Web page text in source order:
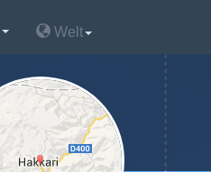
Welt
Welt